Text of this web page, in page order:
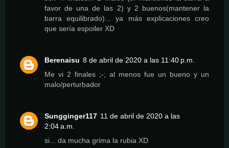
favor de una de las 2) y 2 buenos(mantener la
barra equilibrado)... ya más explicaciones creo
que sería espoiler XD
Berenaisu 8 de abril de 2020 a las 11:40 p.m.
Me vi 2 finales ;-; al menos fue un bueno y un
malo/perturbador
Sungginger117 11 de abril de 2020 a las
2:04 a.m.
si... da mucha grima la rubia XD